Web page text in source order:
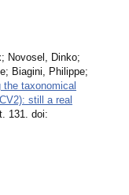
Novosel, Dinko;
Biagini, Philippe;
the taxonomical
still a real
131. doi: